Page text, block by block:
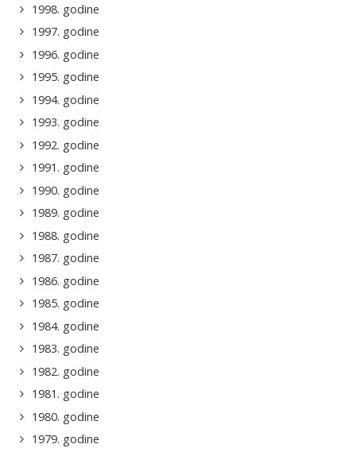
1998. godine
1997. godine
1996. godine
1995. godine
1994. godine
1993. godine
1992. godine
1991. godine
1990. godine
1989. godine
1988. godine
1987. godine
1986. godine
1985. godine
1984. godine
1983. godine
1982. godine
1981. godine
1980. godine
1979. godine